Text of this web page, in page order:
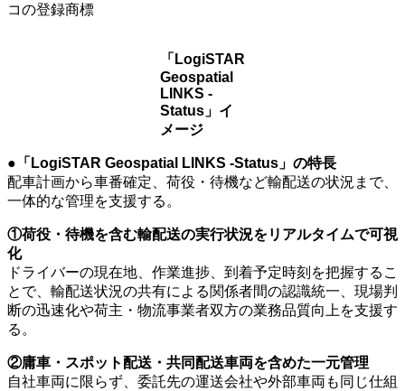
コの登録商標
「LogiSTAR
Geospatial
LINKS -
Status」イ
メージ
●「LogiSTAR Geospatial LINKS -Status」の特長
配車計画から車番確定、荷役・待機など輸配送の状況まで、
一体的な管理を支援する。
①荷役・待機を含む輸配送の実行状況をリアルタイムで可視
化
ドライバーの現在地、作業進捗、到着予定時刻を把握するこ
とで、輸配送状況の共有による関係者間の認識統一、現場判
断の迅速化や荷主・物流事業者双方の業務品質向上を支援す
る。
②庸車・スポット配送・共同配送車両を含めた一元管理
自社車両に限らず、委託先の運送会社や外部車両も同じ仕組